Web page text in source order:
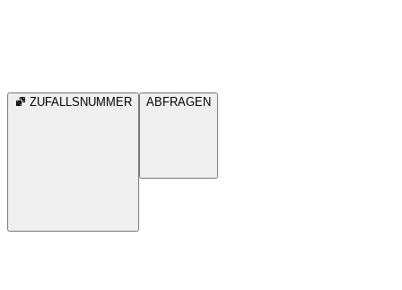
ZUFALLSNUMMER ABFRAGEN